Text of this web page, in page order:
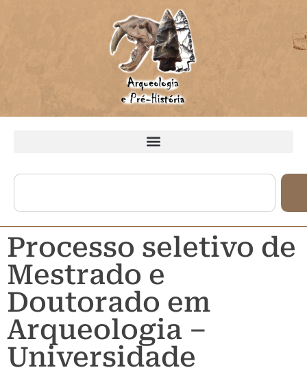
Processo seletivo de
Mestrado e
Doutorado em
Arqueologia –
Universidade